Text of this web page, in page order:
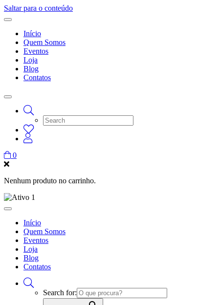
Saltar para o conteúdo
Início
Quem Somos
Eventos
Loja
Blog
Contatos
0
Nenhum produto no carrinho.
Início
Quem Somos
Eventos
Loja
Blog
Contatos
Search for: